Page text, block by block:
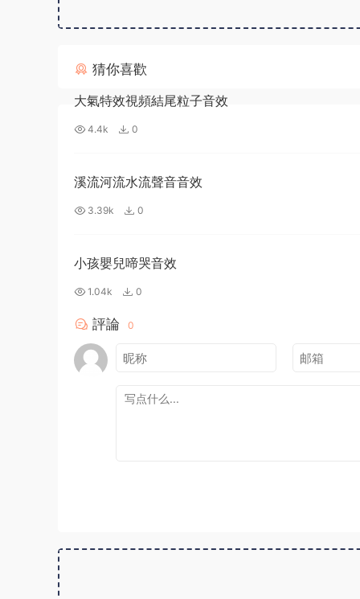
猜你喜歡
大氣特效視頻結尾粒子音效
4.4k 0
溪流河流水流聲音音效
3.39k 0
小孩嬰兒啼哭音效
1.04k 0
評論 0